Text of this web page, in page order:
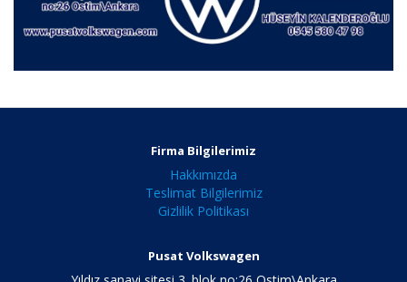
Firma Bilgilerimiz
Hakkımızda
Teslimat Bilgilerimiz
Gizlilik Politikası
Pusat Volkswagen